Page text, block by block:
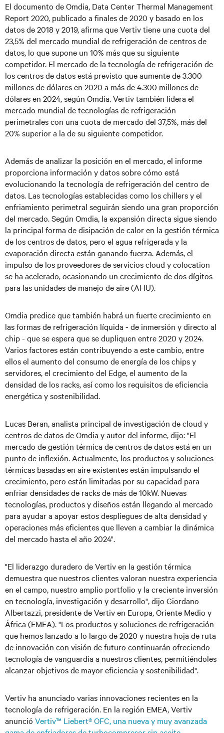
El documento de Omdia, Data Center Thermal Management
Report 2020, publicado a finales de 2020 y basado en los
datos de 2018 y 2019, afirma que Vertiv tiene una cuota del
23,5% del mercado mundial de refrigeración de centros de
datos, lo que supone un 10% más que su siguiente
competidor. El mercado de la tecnología de refrigeración de
los centros de datos está previsto que aumente de 3.300
millones de dólares en 2020 a más de 4.300 millones de
dólares en 2024, según Omdia. Vertiv también lidera el
mercado mundial de tecnologías de refrigeración
perimetrales con una cuota de mercado del 37,5%, más del
20% superior a la de su siguiente competidor.
Además de analizar la posición en el mercado, el informe
proporciona información y datos sobre cómo está
evolucionando la tecnología de refrigeración del centro de
datos. Las tecnologías establecidas como los chillers y el
enfriamiento perimetral seguirán siendo una gran proporción
del mercado. Según Omdia, la expansión directa sigue siendo
la principal forma de disipación de calor en la gestión térmica
de los centros de datos, pero el agua refrigerada y la
evaporación directa están ganando fuerza. Además, el
impulso de los proveedores de servicios cloud y colocation
se ha acelerado, ocasionando un crecimiento de dos dígitos
para las unidades de manejo de aire (AHU).
Omdia predice que también habrá un fuerte crecimiento en
las formas de refrigeración líquida - de inmersión y directo al
chip - que se espera que se dupliquen entre 2020 y 2024.
Varios factores están contribuyendo a este cambio, entre
ellos el aumento del consumo de energía de los chips y
servidores, el crecimiento del Edge, el aumento de la
densidad de los racks, así como los requisitos de eficiencia
energética y sostenibilidad.
Lucas Beran, analista principal de investigación de cloud y
centros de datos de Omdia y autor del informe, dijo: "El
mercado de gestión térmica de centros de datos está en un
punto de inflexión. Actualmente, los productos y soluciones
térmicas basadas en aire existentes están impulsando el
crecimiento, pero están limitadas por su capacidad para
enfriar densidades de racks de más de 10kW. Nuevas
tecnologías, productos y diseños están llegando al mercado
para ayudar a apoyar estos despliegues de alta densidad y
operaciones más eficientes que lleven a cambiar la dinámica
del mercado hasta el año 2024".
"El liderazgo duradero de Vertiv en la gestión térmica
demuestra que nuestros clientes valoran nuestra experiencia
en el campo, nuestro amplio portfolio y la creciente inversión
en tecnología, investigación y desarrollo", dijo Giordano
Albertazzi, presidente de Vertiv en Europa, Oriente Medio y
África (EMEA). "Los productos y soluciones de refrigeración
que hemos lanzado a lo largo de 2020 y nuestra hoja de ruta
de innovación con visión de futuro continuarán ofreciendo
tecnología de vanguardia a nuestros clientes, permitiéndoles
alcanzar objetivos de mayor eficiencia y sostenibilidad".
Vertiv ha anunciado varias innovaciones recientes en la
tecnología de refrigeración. En la región EMEA, Vertiv
anunció Vertiv™ Liebert® OFC, una nueva y muy avanzada